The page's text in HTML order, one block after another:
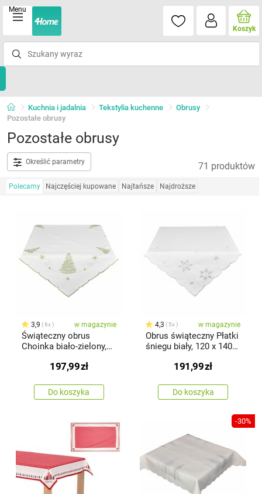
Menu
Koszyk
Kuchnia i jadalnia Tekstylia kuchenne
Obrusy
Pozostałe obrusy
Pozostałe obrusy
Określić parametry 71 produktów
Polecamy Najczęściej kupowane Najtańsze Najdroższe
3,9 6x w magazynie
Świąteczny obrus
Choinka biało-zielony,
197,99zł
Do koszyka
4,3 5x w magazynie
Obrus świąteczny Płatki
śniegu biały, 120 x 140
191,99zł
Do koszyka
-30%